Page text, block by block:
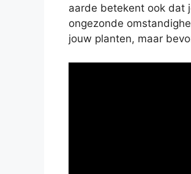
aarde betekent ook dat
ongezonde
jouw planten, maar